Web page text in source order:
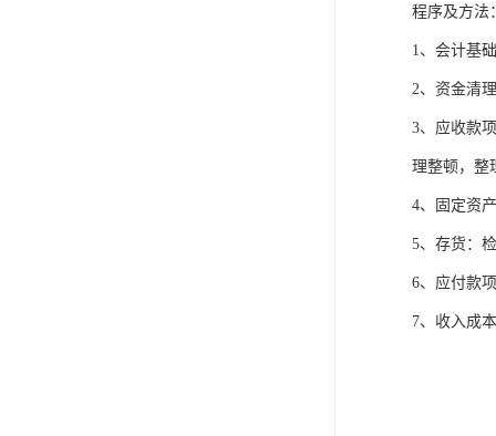
程序及方法
1、会计基
2、资金清
3、应收款
理整顿，整
4、固定资
5、存货：
6、应付款
7、收入成